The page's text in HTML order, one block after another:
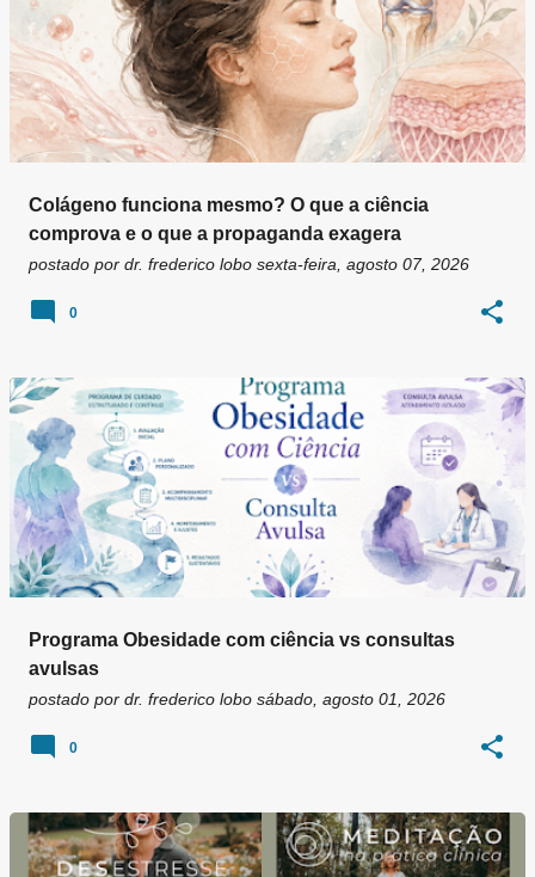
Colágeno funciona mesmo? O que a ciência
comprova e o que a propaganda exagera
postado por dr. frederico lobo sexta-feira, agosto 07, 2026
0
Programa Obesidade com ciência vs consultas
avulsas
postado por dr. frederico lobo sábado, agosto 01, 2026
0